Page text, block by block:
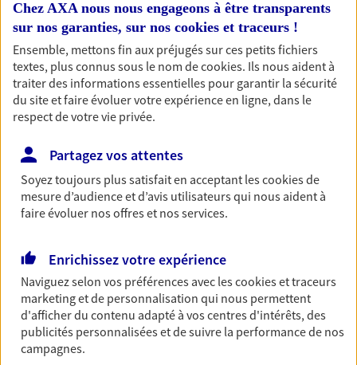
Heitmann Claudine Et
Lucie
Agents Généraux d'assurance exclusif AXA
France
32 Faubourg De Montbeliard, 90000 Belfort
Ouvert
de 09:00 à 12:00 (sur rendez-vous)
03 84 28 00 28
PRENDRE RENDEZ-VOUS
VOIR NOTRE SITE WEB
N° Orias * (orias.fr) : EI HEITMANN CLAUDINE (13009108); EI
HEITMANN LUCIE (19008727)
Chez AXA nous nous engageons à être transparents
sur nos garanties, sur nos cookies et traceurs !
Ensemble, mettons fin aux préjugés sur ces petits fichiers
textes, plus connus sous le nom decookies. Ils nous aident à
traiter des informations essentielles pour garantir la sécurité
du site et faire évoluer votre expérience en ligne, dans le
respect de votre vie privée.
Partagez vos attentes
Soyez toujours plus satisfait en acceptant lescookiesde
mesure d’audience et d’avis utilisateurs qui nous aident à
faire évoluer nos offres et nos services.
Enrichissez votre expérience
Naviguez selon vos préférences avec lescookies et traceurs
marketing et de personnalisation qui nous permettent
d'afficher du contenu adapté à vos centres d'intérêts, des
publicités personnalisées et de suivre la performance de nos
campagnes.